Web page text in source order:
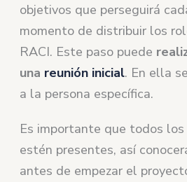
objetivos que perseguirá
momento de distribuir los
RACI. Este paso puede
una reunión inicial. En ella
a la persona específica.
Es importante que todos
estén presentes, así
antes de empezar el